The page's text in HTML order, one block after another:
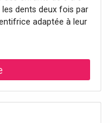
dents deux fois par
adaptée à leur